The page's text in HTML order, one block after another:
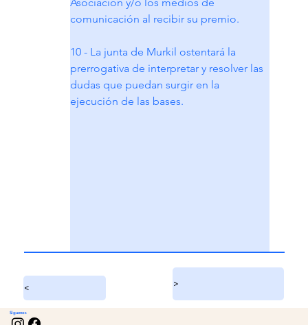
Asociación y/o los medios de
comunicación al recibir su premio.
10 - La junta de Murkil ostentará la
prerrogativa de interpretar y resolver las
dudas que puedan surgir en la
ejecución de las bases.
< >
Síguenos